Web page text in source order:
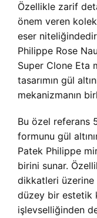
Özellikle zarif
önem veren
eser
Philippe Rose
Super Clone Eta
tasarımın gül
mekanizmanın
Bu özel referans
formunu gül
Patek Philippe
birini sunar.
dikkatleri üzerine
düzey bir estetik
işlevselliğinden